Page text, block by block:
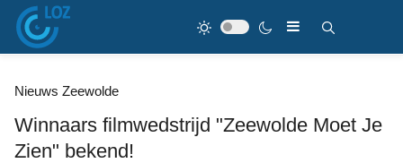
Nieuws Zeewolde
Winnaars filmwedstrijd "Zeewolde Moet Je
Zien" bekend!